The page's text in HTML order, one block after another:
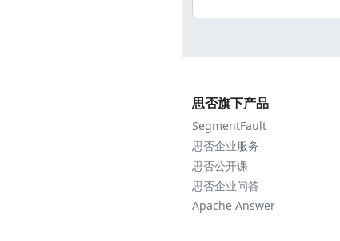
思否旗下产品
SegmentFault
思否企业服务
思否公开课
思否企业问答
Apache Answer